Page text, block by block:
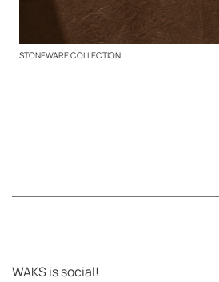
STONEWARE COLLECTION
WAKS is social!